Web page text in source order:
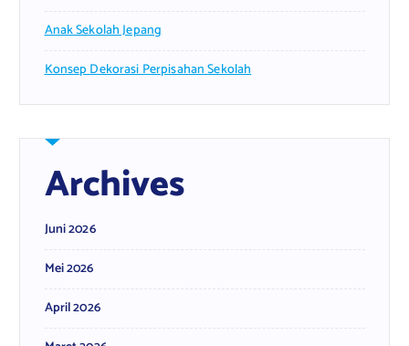
Anak Sekolah Jepang
Konsep Dekorasi Perpisahan Sekolah
Archives
Juni 2026
Mei 2026
April 2026